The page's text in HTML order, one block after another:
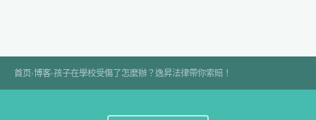
首页›博客›孩子在學校受傷了怎麼辦？逸昇法律帶你索賠！